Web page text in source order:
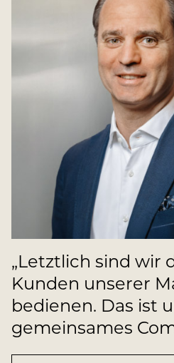
„Letztlich sind wir
Kunden unserer
bedienen. Das ist
gemeinsames